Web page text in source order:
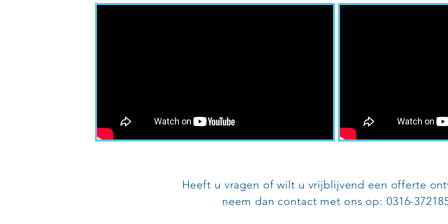
Heeft u vragen of wilt u vrijblijvend een offerte
neem dan contact met ons op: 0316-